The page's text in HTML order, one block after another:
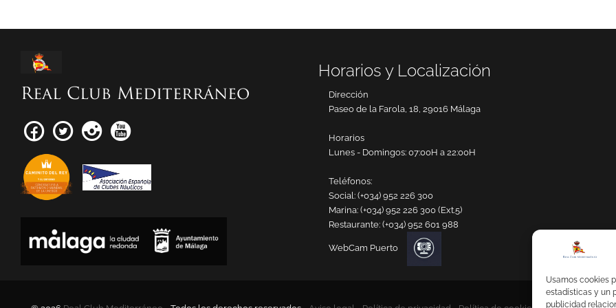
Usamos cookies
estadísticas y un
publicidad
Real Club Mediterráneo
Horarios y Localización
Dirección
Paseo de la Farola, 18, 29016 Málaga
Horarios
Lunes - Domingos: 07:00H a 22:00H
Teléfonos:
Social: (+034) 952 226 300
Marina: (+034) 952 226 300 (Ext.5)
Restaurante: (+034) 952 601 988
WebCam Puerto